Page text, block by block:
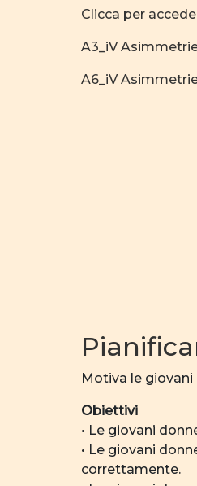
Clicca per
A3_iV
A6_iV
Motiva le
Obiettivi
• Le giovani
• Le giovani
correttamente.